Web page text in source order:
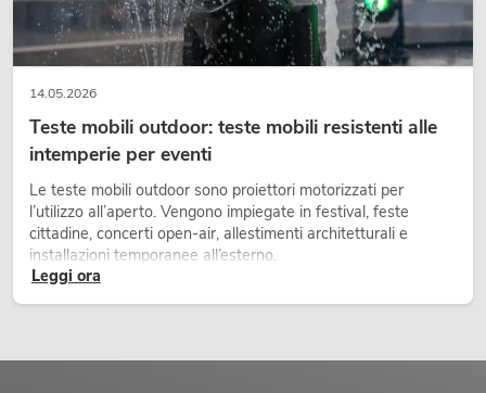
14.05.2026
Teste mobili outdoor: teste mobili resistenti alle
intemperie per eventi
Le teste mobili outdoor sono proiettori motorizzati per
l’utilizzo all’aperto. Vengono impiegate in festival, feste
cittadine, concerti open-air, allestimenti architetturali e
installazioni temporanee all’esterno.
Leggi ora